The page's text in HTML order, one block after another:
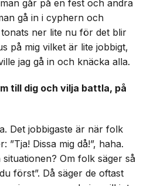
går på en fest och andra
gå in i cyphern och
ner lite nu för det blir
på mig vilket är lite jobbigt,
jag gå in och knäcka alla.
till dig och vilja battla, på
Det jobbigaste är när folk
”Tja! Dissa mig då!”, haha.
Om folk säger så
först”. Då säger de oftast